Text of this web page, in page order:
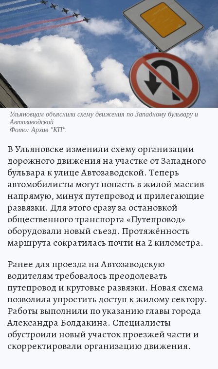
Ульяновцам объяснили схему движения по Западному бульвару и
Автозаводской
Фото:Архив "КП".
В Ульяновске изменили схему организации
дорожного движения на участке от Западного
бульвара к улице Автозаводской. Теперь
автомобилисты могут попасть в жилой массив
напрямую, минуя путепровод и прилегающие
развязки. Для этого сразу за остановкой
общественного транспорта «Путепровод»
оборудовали новый съезд. Протяжённость
маршрута сократилась почти на 2 километра.
Ранее для проезда на Автозаводскую
водителям требовалось преодолевать
путепровод и круговые развязки. Новая схема
позволила упростить доступ к жилому сектору.
Работы выполнили по указанию главы города
Александра Болдакина. Специалисты
обустроили новый участок проезжей части и
скорректировали организацию движения.